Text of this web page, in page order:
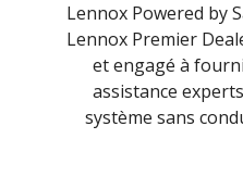
Lennox Powered by
Lennox Premier
et engagé à
assistance
système sans